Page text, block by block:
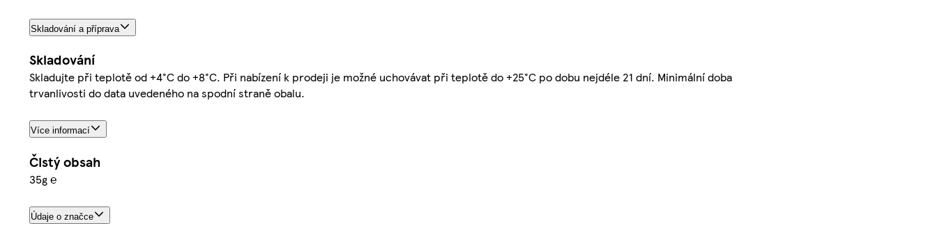
Skladování a příprava
Skladování
Skladujte při teplotě od +4°C do +8°C. Při nabízení k prodeji je možné uchovávat při teplotě do +25°C po dobu nejdéle 21 dní. Minimální doba
trvanlivosti do data uvedeného na spodní straně obalu.
Více informací
Čistý obsah
35g ℮
Údaje o značce